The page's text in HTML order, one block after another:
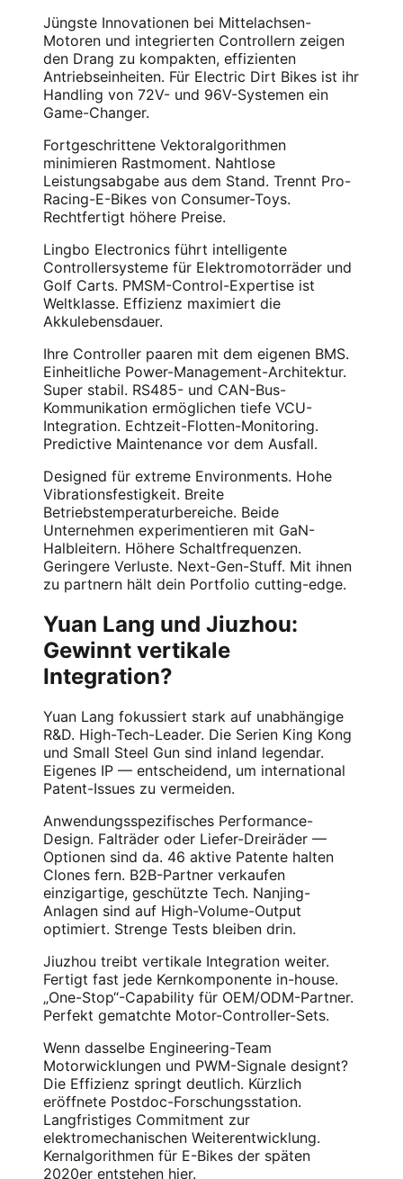
Jüngste Innovationen bei Mittelachsen-
Motoren und integrierten Controllern zeigen
den Drang zu kompakten, effizienten
Antriebseinheiten. Für Electric Dirt Bikes ist ihr
Handling von 72V- und 96V-Systemen ein
Game-Changer.
Fortgeschrittene Vektoralgorithmen
minimieren Rastmoment. Nahtlose
Leistungsabgabe aus dem Stand. Trennt Pro-
Racing-E-Bikes von Consumer-Toys.
Rechtfertigt höhere Preise.
Lingbo Electronics führt intelligente
Controllersysteme für Elektromotorräder und
Golf Carts. PMSM-Control-Expertise ist
Weltklasse. Effizienz maximiert die
Akkulebensdauer.
Ihre Controller paaren mit dem eigenen BMS.
Einheitliche Power-Management-Architektur.
Super stabil. RS485- und CAN-Bus-
Kommunikation ermöglichen tiefe VCU-
Integration. Echtzeit-Flotten-Monitoring.
Predictive Maintenance vor dem Ausfall.
Designed für extreme Environments. Hohe
Vibrationsfestigkeit. Breite
Betriebstemperaturbereiche. Beide
Unternehmen experimentieren mit GaN-
Halbleitern. Höhere Schaltfrequenzen.
Geringere Verluste. Next-Gen-Stuff. Mit ihnen
zu partnern hält dein Portfolio cutting-edge.
Yuan Lang und Jiuzhou:
Gewinnt vertikale
Integration?
Yuan Lang fokussiert stark auf unabhängige
R&D. High-Tech-Leader. Die Serien King Kong
und Small Steel Gun sind inland legendar.
Eigenes IP — entscheidend, um international
Patent-Issues zu vermeiden.
Anwendungsspezifisches Performance-
Design. Falträder oder Liefer-Dreiräder —
Optionen sind da. 46 aktive Patente halten
Clones fern. B2B-Partner verkaufen
einzigartige, geschützte Tech. Nanjing-
Anlagen sind auf High-Volume-Output
optimiert. Strenge Tests bleiben drin.
Jiuzhou treibt vertikale Integration weiter.
Fertigt fast jede Kernkomponente in-house.
„One-Stop“-Capability für OEM/ODM-Partner.
Perfekt gematchte Motor-Controller-Sets.
Wenn dasselbe Engineering-Team
Motorwicklungen und PWM-Signale designt?
Die Effizienz springt deutlich. Kürzlich
eröffnete Postdoc-Forschungsstation.
Langfristiges Commitment zur
elektromechanischen Weiterentwicklung.
Kernalgorithmen für E-Bikes der späten
2020er entstehen hier.